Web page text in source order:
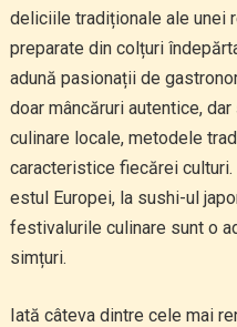
deliciile tradiționale ale unei
preparate din colțuri
adună pasionații de
doar mâncăruri autentice,
culinare locale, metodele
caracteristice fiecărei
estul Europei, la sushi-ul
festivalurile culinare sunt o
simțuri.
Iată câteva dintre cele mai